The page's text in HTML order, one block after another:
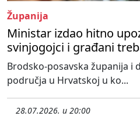
Županija
Ministar izdao hitno
svinjogojci i građani
Brodsko-posavska županija i
područja u Hrvatskoj u ko...
28.07.2026. u 20:00